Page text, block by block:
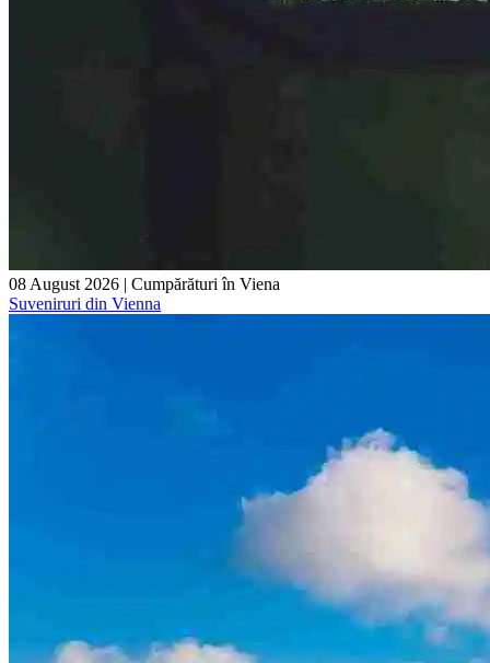
08 August 2026 | Cumpărături în Viena
Suveniruri din Vienna